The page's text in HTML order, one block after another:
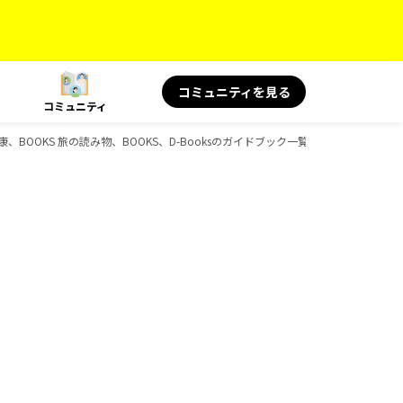
コミュニティ
コミュニティを見る
BOOKS 旅の読み物、BOOKS、D-Booksのガイドブック一覧